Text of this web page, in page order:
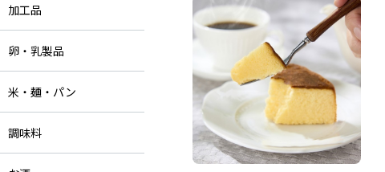
加工品
卵・乳製品
米・麺・パン
調味料